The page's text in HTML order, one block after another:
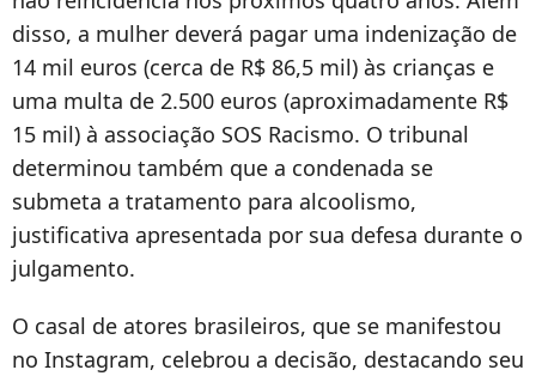
disso, a mulher deverá pagar uma indenização de
14 mil euros (cerca de R$ 86,5 mil) às crianças e
uma multa de 2.500 euros (aproximadamente R$
15 mil) à associação SOS Racismo. O tribunal
determinou também que a condenada se
submeta a tratamento para alcoolismo,
justificativa apresentada por sua defesa durante o
julgamento.
O casal de atores brasileiros, que se manifestou
no Instagram, celebrou a decisão, destacando seu